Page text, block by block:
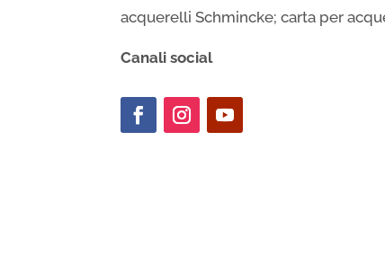
acquerelli Schmincke; carta per
Canali social